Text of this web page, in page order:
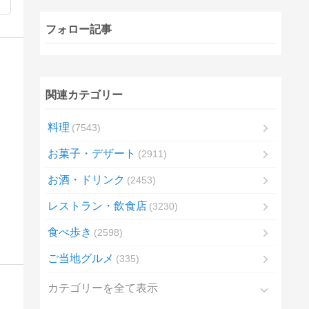
フォロー記事
関連カテゴリー
料理 7543
お菓子・デザート 2911
お酒・ドリンク 2453
レストラン・飲食店 3230
食べ歩き 2598
ご当地グルメ 335
カテゴリーを全て表示